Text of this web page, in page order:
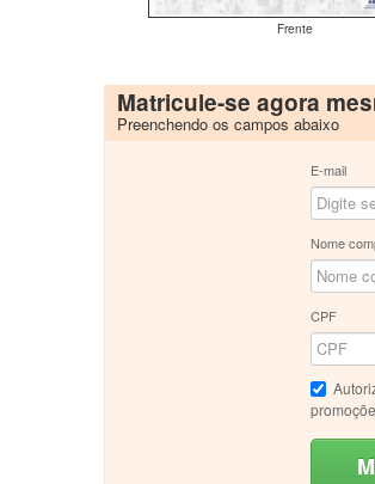
Frente
Matricule-se agora
Preenchendo os campos abaixo
E-mail
Nome
CPF